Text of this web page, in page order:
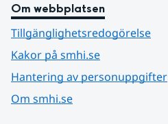
Om webbplatsen
Tillgänglighetsredogörelse
Kakor på smhi.se
Hantering av personuppgifter
Om smhi.se